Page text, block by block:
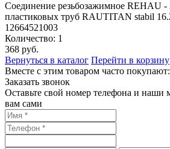
Соединение резьбозажимное REHAU
пластиковых труб RAUTITAN stabil
12664521003
Количество: 1
368 руб.
Вернуться в каталог Перейти в корзину
Вместе с этим товаром часто покупают:
Заказать звонок
Оставьте свой номер телефона и наши
вам сами